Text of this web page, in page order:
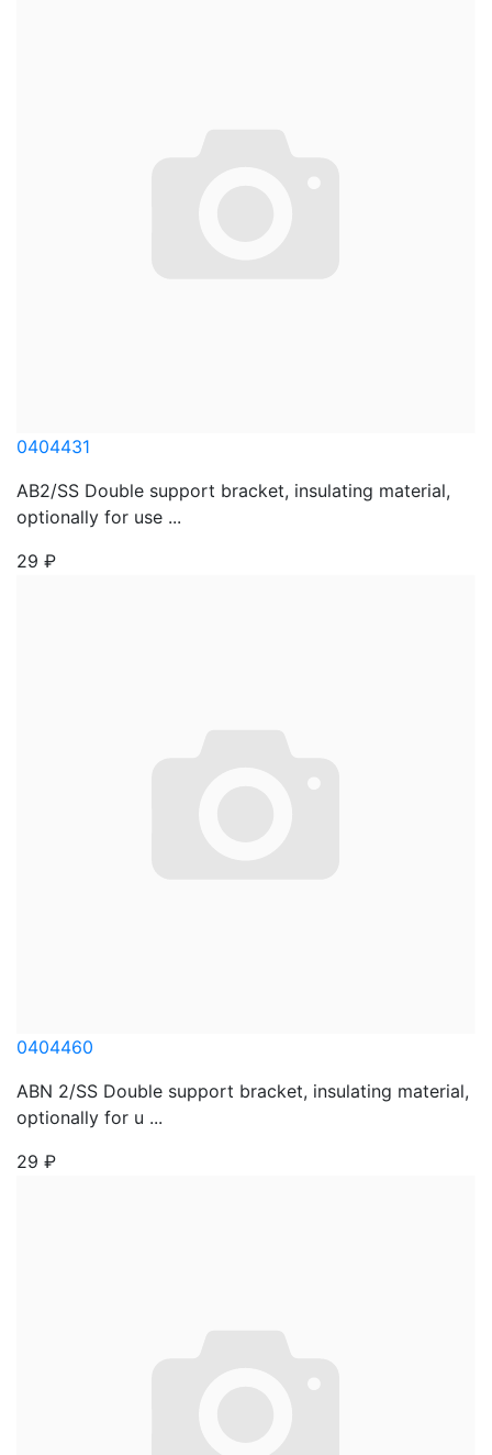
0404431
AB2/SS Double support bracket, insulating material,
optionally for use ...
29 ₽
0404460
ABN 2/SS Double support bracket, insulating material,
optionally for u ...
29 ₽